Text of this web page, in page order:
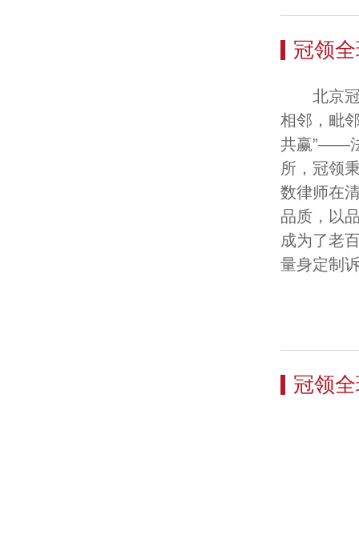
冠领
北京
相邻，毗
共赢”——
所，冠领
数律师在
品质，以
成为了老
量身定制
冠领